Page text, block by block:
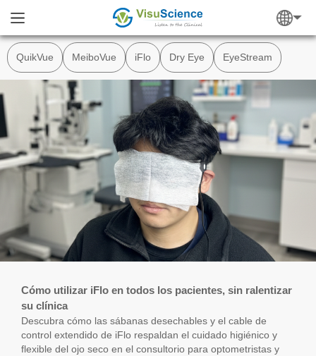
QuikVue MeiboVue iFlo Dry Eye EyeStream
Cómo utilizar iFlo en todos los pacientes, sin ralentizar
su clínica
Descubra cómo las sábanas desechables y el cable de
control extendido de iFlo respaldan el cuidado higiénico y
flexible del ojo seco en el consultorio para optometristas y